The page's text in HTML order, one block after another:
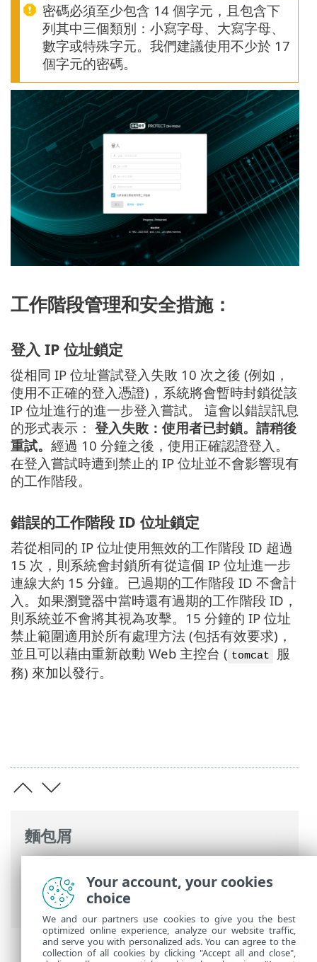
麵包屑
開始使用
>ESET PROTECT Web Console>
登入畫面
密碼必須至少包含 14 個字元，且包含下
列其中三個類別：小寫字母、大寫字母、
數字或特殊字元。我們建議使用不少於 17
個字元的密碼。
工作階段管理和安全措施：
登入 IP 位址鎖定
從相同 IP 位址嘗試登入失敗 10 次之後 (例如，
使用不正確的登入憑證)，系統將會暫時封鎖從該
IP 位址進行的進一步登入嘗試。 這會以錯誤訊息
的形式表示： 登入失敗：使用者已封鎖。請稍後
重試。 經過 10 分鐘之後，使用正確認證登入。
在登入嘗試時遭到禁止的 IP 位址並不會影響現有
的工作階段。
錯誤的工作階段 ID 位址鎖定
若從相同的 IP 位址使用無效的工作階段 ID 超過
15 次，則系統會封鎖所有從這個 IP 位址進一步
連線大約 15 分鐘。已過期的工作階段 ID 不會計
入。如果瀏覽器中當時還有過期的工作階段 ID，
則系統並不會將其視為攻擊。15 分鐘的 IP 位址
禁止範圍適用於所有處理方法 (包括有效要求)，
並且可以藉由重新啟動 Web 主控台 ( tomcat
服
務) 來加以發行。
Your account, your cookies
choice
We and our partners use cookies to give you the best
optimized online experience, analyze our website traffic,
and serve you with personalized ads. You can agree to the
collection of all cookies by clicking "Accept all and close",